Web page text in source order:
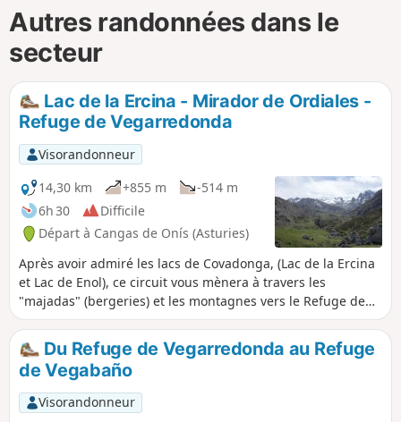
Autres randonnées dans le
secteur
Lac de la Ercina - Mirador de Ordiales -
Refuge de Vegarredonda
Visorandonneur
14,30 km
+855 m
-514 m
6h 30
Difficile
Départ à Cangas de Onís (Asturies)
Après avoir admiré les lacs de Covadonga, (Lac de la Ercina
et Lac de Enol), ce circuit vous mènera à travers les
"majadas" (bergeries) et les montagnes vers le Refuge de
Vegarredonda puis, au milieu de rochers calcaires au
mirador de Ordiales, où repose Pedro Pidal (Marquis de
Villaviciosa), initiateur de la création du parc national des
pics d'Europe et, premier alpiniste à avoir escaladé en 1904,
le Picu Urriellu (Naranjo de Bulnes) en compagnie du
berger Gregorio Perez dit "El Cainejo".
Du Refuge de Vegarredonda au Refuge
de Vegabaño
Visorandonneur